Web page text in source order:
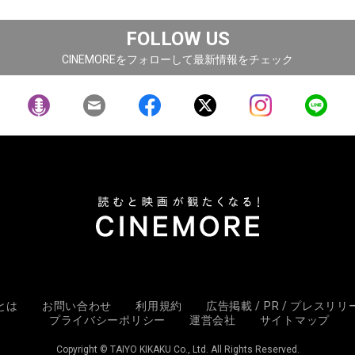
FOLLOW US
CINEMOREをフォローして最新情報をチェック
は お問い合わせ 利用規約
広告掲載 / PR / プレスリリ
プライバシーポリシー
運営会社 サイトマップ
Copyright © TAIYO KIKAKU Co., Ltd. All Rights Reserved.